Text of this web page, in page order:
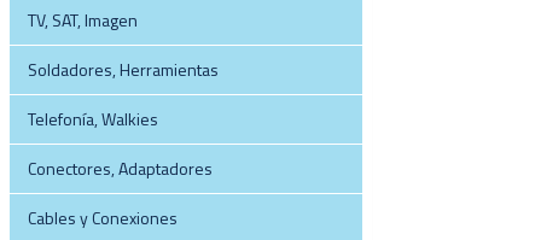
TV, SAT, Imagen
Soldadores, Herramientas
Telefonía, Walkies
Conectores, Adaptadores
Cables y Conexiones